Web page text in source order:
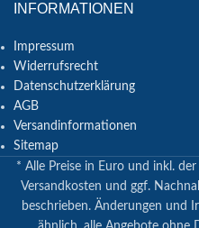
INFORMATIONEN
Impressum
Widerrufsrecht
Datenschutzerklärung
AGB
Versandinformationen
Sitemap
* Alle Preise in Euro und inkl.
Versandkosten und ggf.
beschrieben. Änderungen und